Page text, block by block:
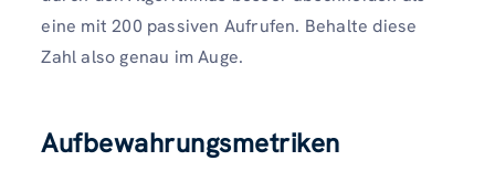
eine mit 200 passiven Aufrufen. Behalte diese
Zahl also genau im Auge.
Aufbewahrungsmetriken